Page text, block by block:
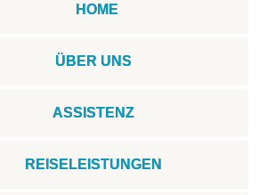
HOME
ÜBER UNS
ASSISTENZ
REISELEISTUNGEN